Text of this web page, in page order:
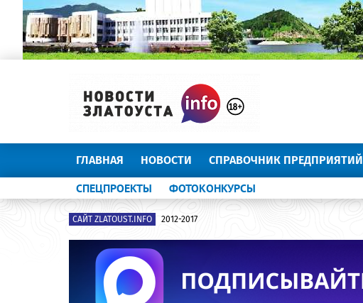
ГЛАВНАЯ НОВОСТИ СПРАВОЧНИК ПРЕДПРИЯТИЙ
СПЕЦПРОЕКТЫ ФОТОКОНКУРСЫ
САЙТ ZLATOUST.INFO 2012-2017